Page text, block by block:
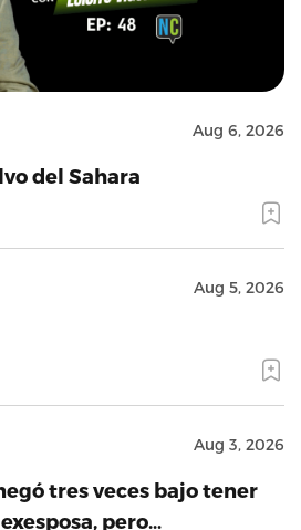
Aug 6, 2026
del Sahara
Aug 5, 2026
Aug 3, 2026
tres veces bajo tener
pero…